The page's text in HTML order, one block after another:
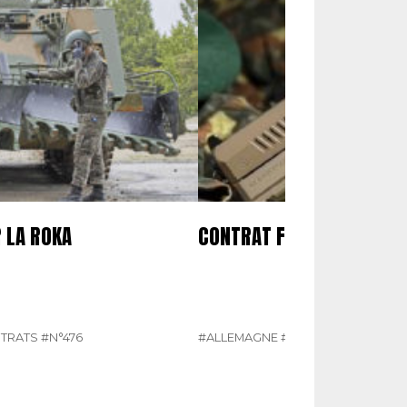
ROKA
#N°476
CONTRAT FERME POUR
#ALLEMAGNE#ÉQUIPEMENTS ET